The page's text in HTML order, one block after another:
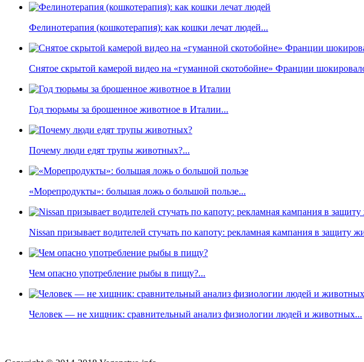
Фелинотерапия (кошкотерапия): как кошки лечат людей...
Снятое скрытой камерой видео на «гуманной скотобойне» Франции
Год тюрьмы за брошенное животное в Италии...
Почему люди едят трупы животных?...
«Морепродукты»: большая ложь о большой пользе...
Nissan призывает водителей стучать по капоту: рекламная кампания в защиту
Чем опасно употребление рыбы в пищу?...
Человек — не хищник: сравнительный анализ физиологии людей и животных...